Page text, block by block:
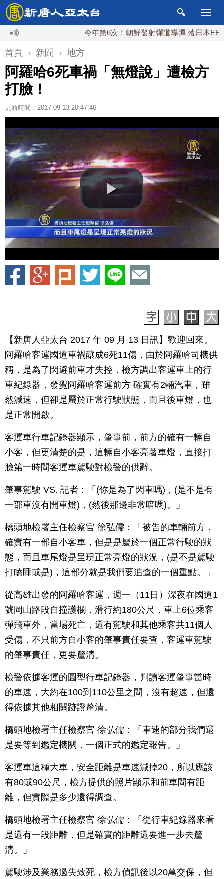
今年第6次！朝鮮發射彈道導彈 落日本EEZ外
首頁 › 新聞 › 地方
阿羅哈6死車禍「無燈說」遭檢方
打臉！
更新時間：2017-09-13 20:47:46
【新唐人亞太台 2017 年 09 月 13 日訊】歡迎回來。
阿羅哈客運國道車禍釀成6死11傷，由於阿羅哈司機供
稱，是為了閃避前車才失控，檢方調出客運車上的行
車紀錄器，發覺阿羅哈客運前方 確實有2輛汽車，雖
然減速，但卻是屬於正常行駛狀態，而且後車燈，也
是正常開啟。
客運車行車記錄器顯示，肇事前，前方的確有一輛自
小客，但更清楚的是，這輛自小客亮著車燈，直接打
臉第一時間客運車駕駛對檢警的供辭。
肇事駕駛 VS. 記者：「(你是為了閃車嗎)，(是不是有
一部車沒有開車燈)，(然後那邊非常暗嗎)。」
橋頭地檢署主任檢察官 徐弘儒：「被告的車輛前方，
確實有一部自小客車，但是是屬於一個正常行駛的狀
態，而且車尾燈是呈現正常亮燈的狀況，(是不是駕駛
打瞌睡或是)，這部分就是我們要追查的一個重點。」
從高雄出發的阿羅哈客運，週一（11日）深夜在國道1
號岡山路段自撞護欄，滑行約180公尺，車上6位乘客
彈飛車外，當場死亡，還有駕駛和其他乘客共11個人
受傷，不只前方自小客的肇事責任要查，客運車駕駛
的肇事責任，更要釐清。
檢警依據客運的圓型行車記錄器，判讀客運肇事當時
的車速，大約在100到110公里之間，沒有超速，但還
得依據其他相關跡證釐清。
橋頭地檢署主任檢察官 徐弘儒：「車速的部分我們還
是要等到鑑定機關，一個正式的鑑定報告。」
客運車這種大車，安全距離是車速減掉20，所以應該
有80或90公尺，檢方提供的照片顯示和前車間有距
離，但實際是多少還得調查。
橋頭地檢署主任檢察官 徐弘儒：「從行車紀錄器來看
是還有一段距離，但是確實的距離還要進一步去釐
清。」
駕駛涉及業務過失致死，檢方偵訊後以20萬交保，但